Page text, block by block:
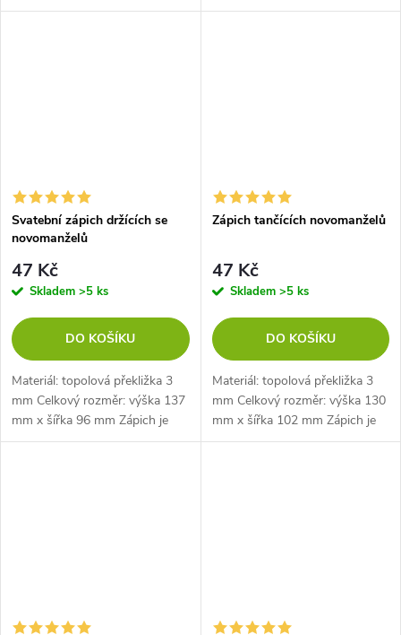
dlouhý 40 mm
dlouhý 40 mm
Svatební zápich držících se
novomanželů
47 Kč
Skladem >5 ks
DO KOŠÍKU
Materiál: topolová překližka 3
mm Celkový rozměr: výška 137
mm x šířka 96 mm Zápich je
dlouhý 45 mm
Zápich tančících novomanželů
47 Kč
Skladem >5 ks
DO KOŠÍKU
Materiál: topolová překližka 3
mm Celkový rozměr: výška 130
mm x šířka 102 mm Zápich je
dlouhý 35 mm